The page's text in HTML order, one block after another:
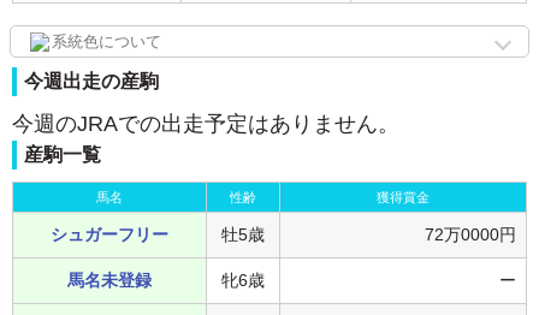
系統色について
今週出走の産駒
今週のJRAでの出走予定はありません。
産駒一覧
馬名 性齢 獲得賞金
シュガーフリー 牡5歳 72万0000円
馬名未登録 牝6歳 ー